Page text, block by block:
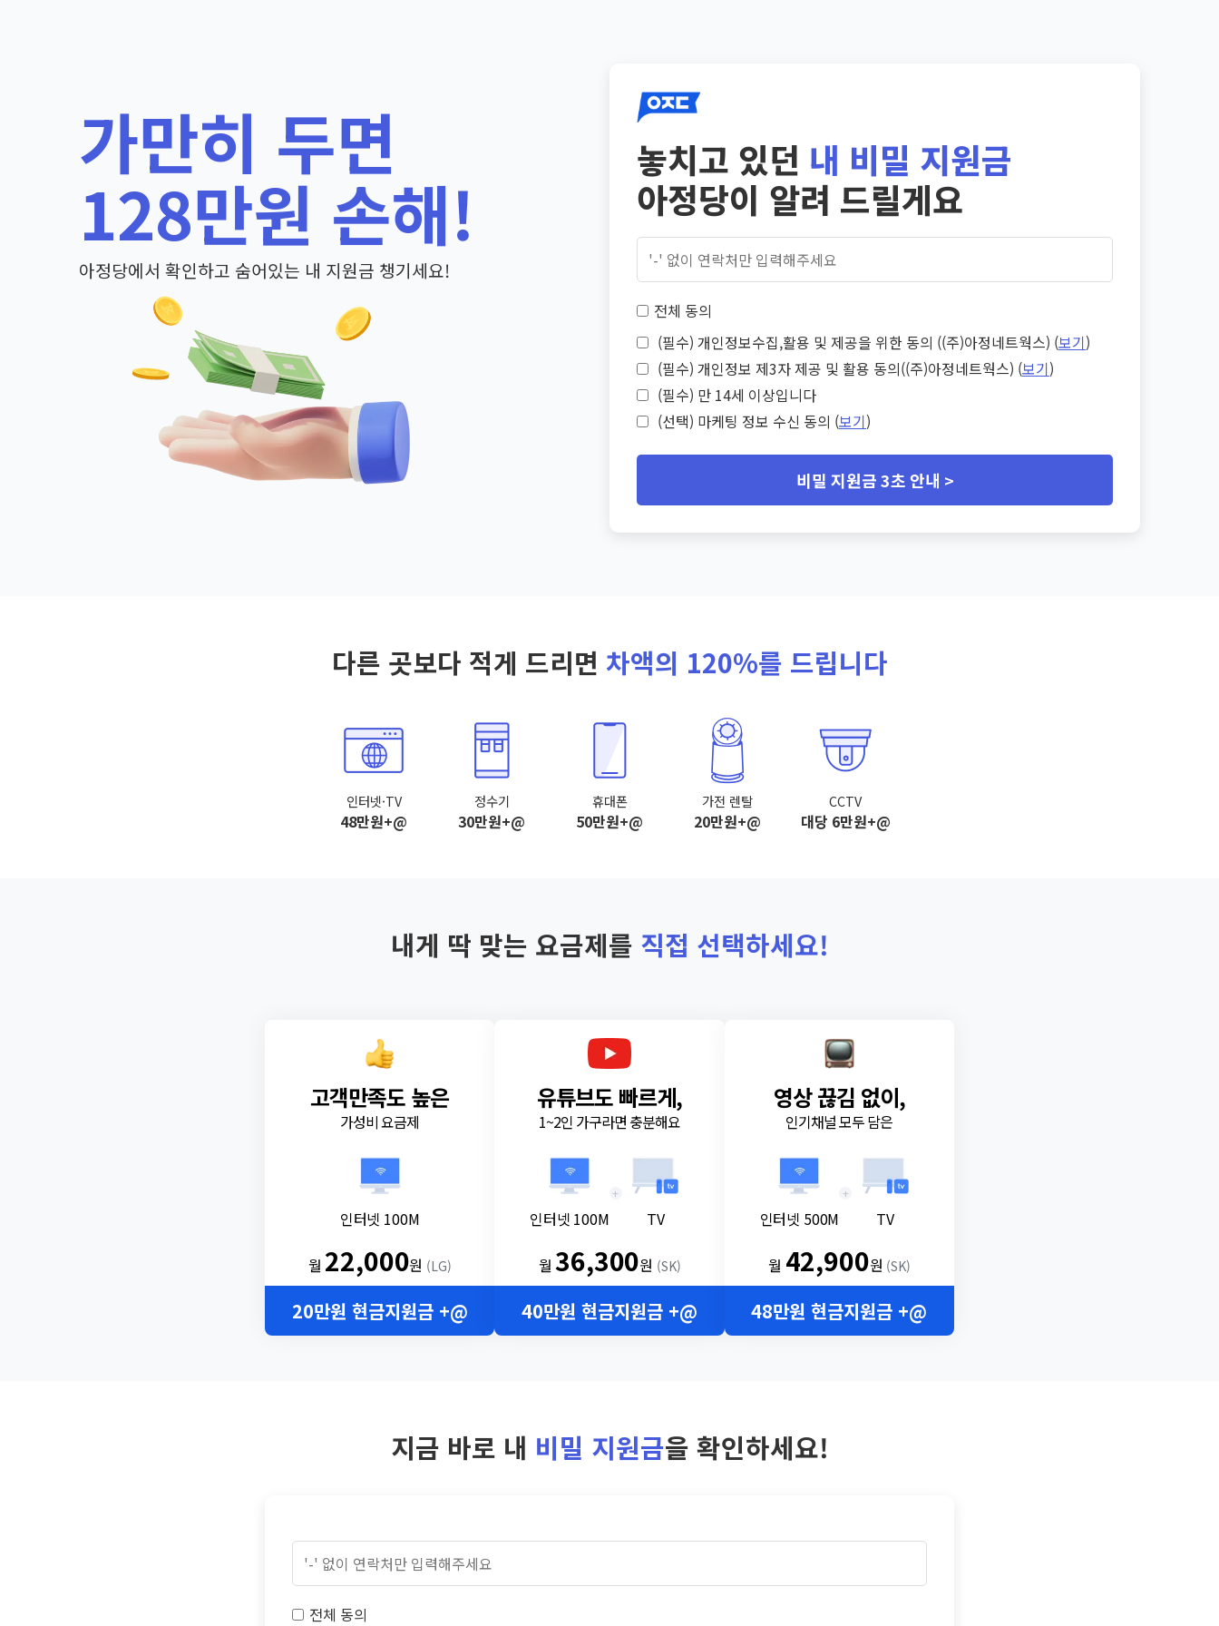
가만히 두면
128만원 손해!
아정당에서 확인하고 숨어있는 내 지원금 챙기세요!
놓치고 있던 내 비밀 지원금
아정당이 알려 드릴게요
전체 동의
(필수) 개인정보수집,활용 및 제공을 위한 동의 ((주)아정네트웍스) (보기)
(필수) 개인정보 제3자 제공 및 활용 동의((주)아정네트웍스) (보기)
(필수) 만 14세 이상입니다
(선택) 마케팅 정보 수신 동의 (보기)
비밀 지원금 3초 안내 >
다른 곳보다 적게 드리면 차액의 120%를 드립니다
인터넷·TV
48만원+@
정수기
30만원+@
휴대폰
50만원+@
가전 렌탈
20만원+@
CCTV
대당 6만원+@
내게 딱 맞는 요금제를 직접 선택하세요!
고객만족도 높은
가성비 요금제
인터넷 100M
월 22,000원 (LG)
20만원 현금지원금 +@
유튜브도 빠르게,
1~2인 가구라면 충분해요
인터넷 100M
+
TV
월36,300원 (SK)
40만원 현금지원금 +@
영상 끊김 없이,
인기채널 모두 담은
인터넷 500M
+
TV
월 42,900원 (SK)
48만원 현금지원금 +@
지금 바로 내 비밀 지원금을 확인하세요!
전체 동의